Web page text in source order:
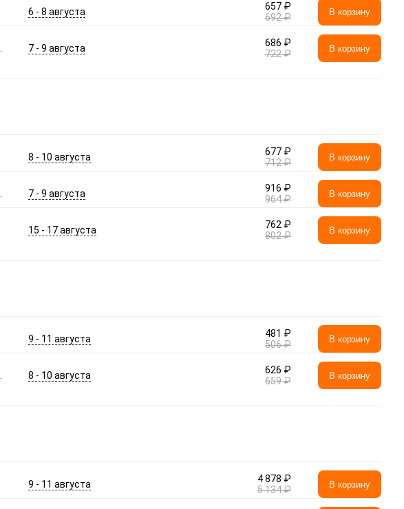
6 - 8 августа
657 ₽
692 ₽
В корзину
7 - 9 августа
686 ₽
722 ₽
В корзину
8 - 10 августа
677 ₽
712 ₽
В корзину
7 - 9 августа
916 ₽
964 ₽
В корзину
15 - 17 августа
762 ₽
802 ₽
В корзину
9 - 11 августа
481 ₽
506 ₽
В корзину
8 - 10 августа
626 ₽
659 ₽
В корзину
9 - 11 августа
4 878 ₽
5 134 ₽
В корзину